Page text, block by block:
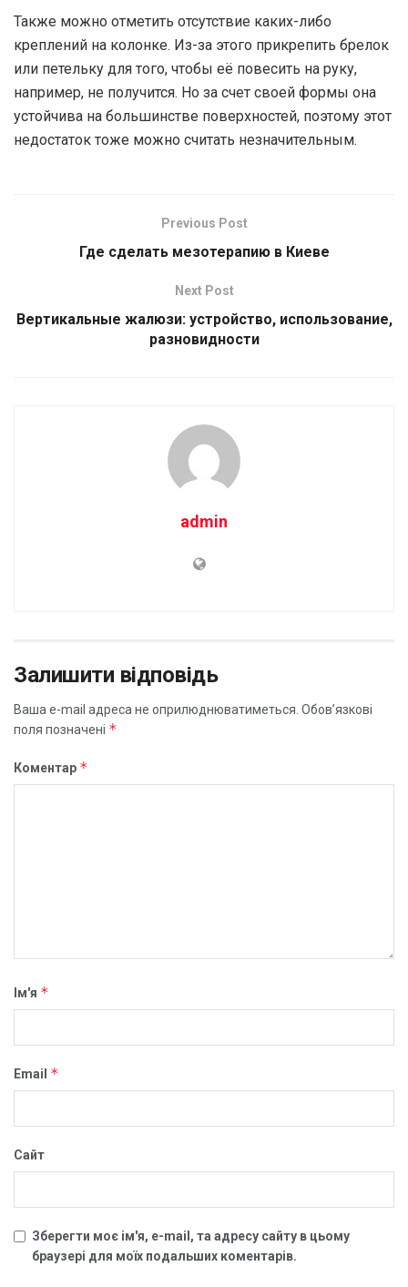
Также можно отметить отсутствие каких-либо
креплений на колонке. Из-за этого прикрепить брелок
или петельку для того, чтобы её повесить на руку,
например, не получится. Но за счет своей формы она
устойчива на большинстве поверхностей, поэтому этот
недостаток тоже можно считать незначительным.
Previous Post
Где сделать мезотерапию в Киеве
Next Post
Вертикальные жалюзи: устройство, использование,
разновидности
admin
Залишити відповідь
Ваша e-mail адреса не оприлюднюватиметься. Обов’язкові
поля позначені *
Коментар *
Ім'я *
Email *
Сайт
Зберегти моє ім'я, e-mail, та адресу сайту в цьому
браузері для моїх подальших коментарів.